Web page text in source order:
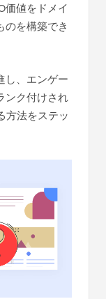
価値をドメイ
のを構築でき
し、エンゲー
ンク付けされ
方法をステッ